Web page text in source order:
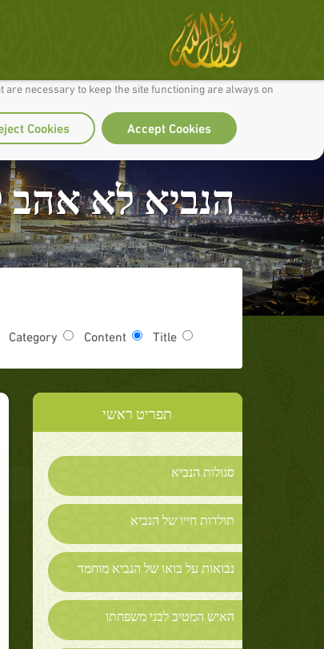
our site work well for you and so we can continually improve it.
are necessary to keep the site functioning are always on
Accept Cookies
Cookies
הנביא לא אהב
Title
Content
Category
תפריט ראשי
סגולות הנביא
תולדות חייו של הנביא
נבואות על בואו של הנביא מוחמד
האיש המטיב לבני משפחתו